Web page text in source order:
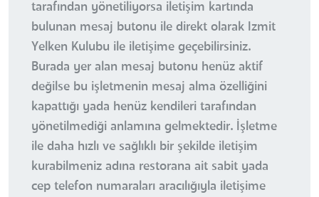
tarafından yönetiliyorsa iletişim kartında
bulunan mesaj butonu ile direkt olarak Izmit
Yelken Kulubu ile iletişime geçebilirsiniz.
Burada yer alan mesaj butonu henüz aktif
değilse bu işletmenin mesaj alma özelliğini
kapattığı yada henüz kendileri tarafından
yönetilmediği anlamına gelmektedir. İşletme
ile daha hızlı ve sağlıklı bir şekilde iletişim
kurabilmeniz adına restorana ait sabit yada
cep telefon numaraları aracılığıyla iletişime